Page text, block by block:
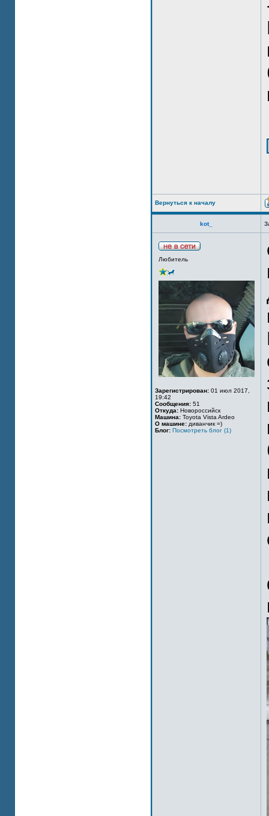
Вернуться к началу
kot_
Любитель
Зарегистрирован: 01 июл 2017,
19:42
Сообщения: 51
Откуда: Новороссийск
Машина: Toyota Vista Ardeo
О машине: диванчик =)
Блог: Посмотреть блог (1)